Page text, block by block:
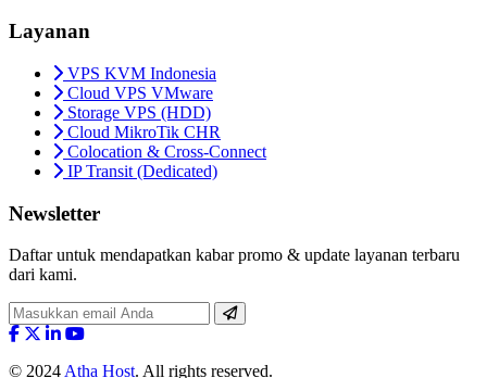
Layanan
VPS KVM Indonesia
Cloud VPS VMware
Storage VPS (HDD)
Cloud MikroTik CHR
Colocation & Cross-Connect
IP Transit (Dedicated)
Newsletter
Daftar untuk mendapatkan kabar promo & update layanan terbaru
dari kami.
© 2024 Atha Host. All rights reserved.